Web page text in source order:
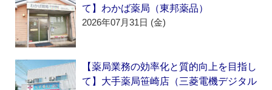
て】わかば薬局（東邦薬品）
2026年07月31日 (金)
【薬局業務の効率化と質的向上を目指し
て】大手薬局笹崎店（三菱電機デジタル